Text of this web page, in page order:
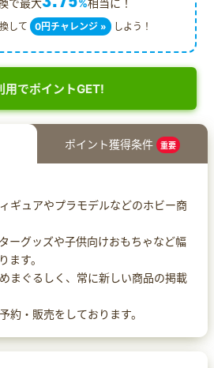
で最大 %相当に！
して 0円チャレンジ » しよう！
用でポイントGET!
ポイント獲得条件 重要
ギュアやプラモデルなどのホビー商
ーグッズや子供向けおもちゃなど幅
ます。
まぐるしく、常に新しい商品の掲載
約・販売をしております。